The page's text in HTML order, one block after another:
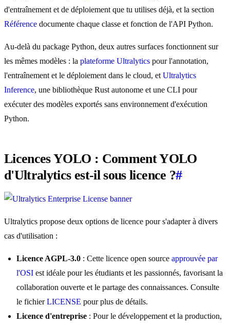
d'entraînement et de déploiement que tu utilises déjà, et la section
Référence documente chaque classe et fonction de l'API Python.
Au-delà du package Python, deux autres surfaces fonctionnent sur
les mêmes modèles : la plateforme Ultralytics pour l'annotation,
l'entraînement et le déploiement dans le cloud, et Ultralytics
Inference, une bibliothèque Rust autonome et une CLI pour
exécuter des modèles exportés sans environnement d'exécution
Python.
Licences YOLO : Comment YOLO
d'Ultralytics est-il sous licence ?#
Ultralytics propose deux options de licence pour s'adapter à divers
cas d'utilisation :
Licence AGPL-3.0 : Cette licence open source approuvée par
l'OSI est idéale pour les étudiants et les passionnés, favorisant la
collaboration ouverte et le partage des connaissances. Consulte
le fichierLICENSE pour plus de détails.
Licence d'entreprise : Pour le développement et la production,